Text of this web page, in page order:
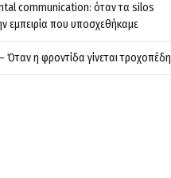
communication: όταν τα silos
εμπειρία που υποσχεθήκαμε
Όταν η φροντίδα γίνεται τροχοπέδη